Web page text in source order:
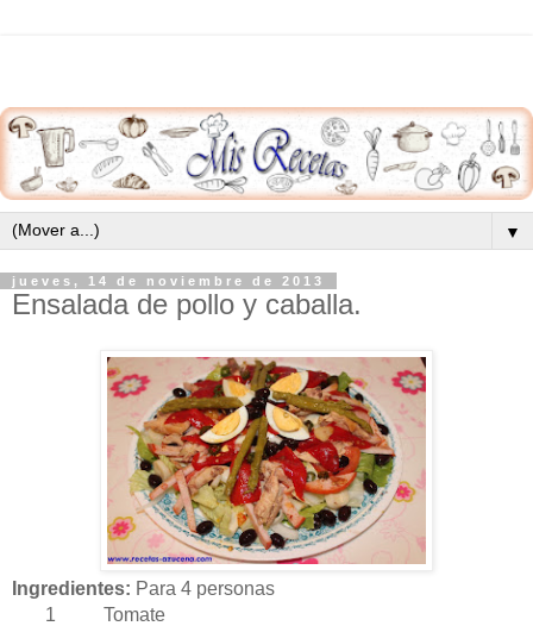
▼
jueves, 14 de noviembre de 2013
Ensalada de pollo y caballa.
Ingredientes: Para 4 personas
1 Tomate